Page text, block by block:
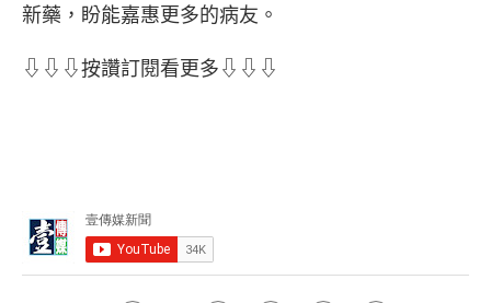
新藥，盼能嘉惠更多的病友。
⇩⇩⇩按讚訂閱看更多⇩⇩⇩